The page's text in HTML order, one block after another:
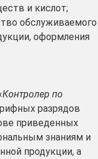
и кислот;
обслуживаемого
оформления
Контролер по
разрядов
приведенных
знаниям и
продукции, а